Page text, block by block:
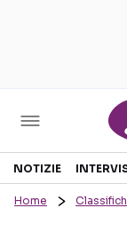
Sezioni
NOTIZIE
Home